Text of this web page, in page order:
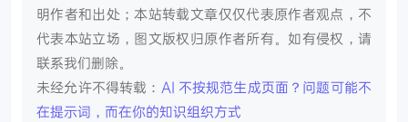
明作者和出处；本站转载文章仅仅代表原作者观点，不
代表本站立场，图文版权归原作者所有。如有侵权，请
联系我们删除。
未经允许不得转载： AI 不按规范生成页面？问题可能不
在提示词，而在你的知识组织方式